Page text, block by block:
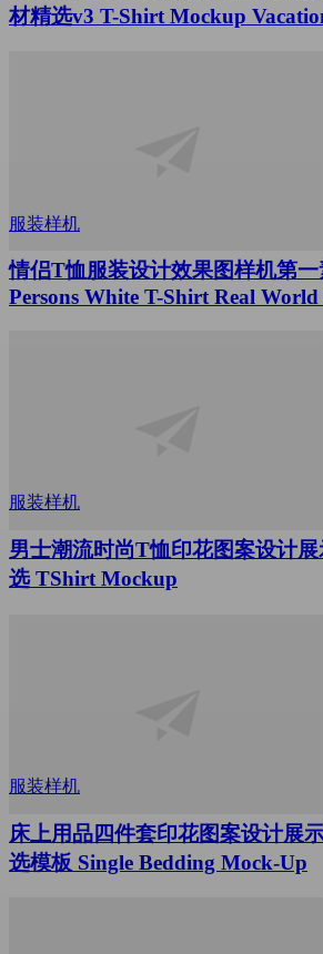
材精选v3 T-Shirt Mockup
服装样机
情侣T恤服装设计效果图样机第
Persons White T-Shirt Real
服装样机
男士潮流时尚T恤印花图案设计
选 TShirt Mockup
服装样机
床上用品四件套印花图案设计展
选模板 Single Bedding Mock-Up